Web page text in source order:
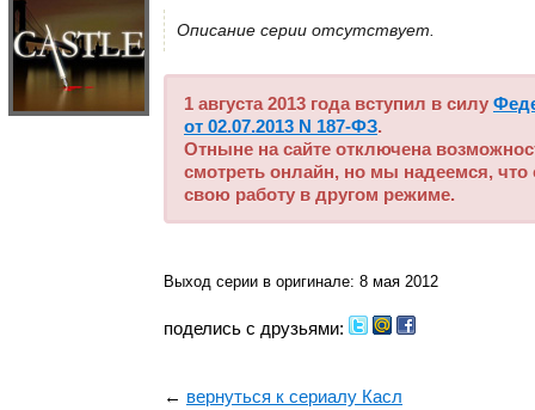
Описание серии отсутствует.
1 августа 2013 года вступил в силу
от 02.07.2013 N 187-ФЗ.
Отныне на сайте отключена
смотреть онлайн, но мы надеемся, что
свою работу в другом режиме.
Выход серии в оригинале: 8 мая 2012
поделись с друзьями:
← вернуться к сериалу Касл